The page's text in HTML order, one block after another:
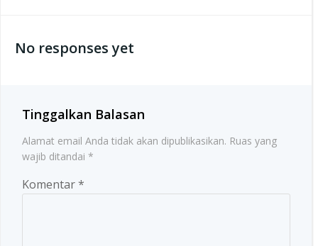
navigation
No responses yet
Tinggalkan Balasan
Alamat email Anda tidak akan dipublikasikan. Ruas yang
wajib ditandai *
Komentar*